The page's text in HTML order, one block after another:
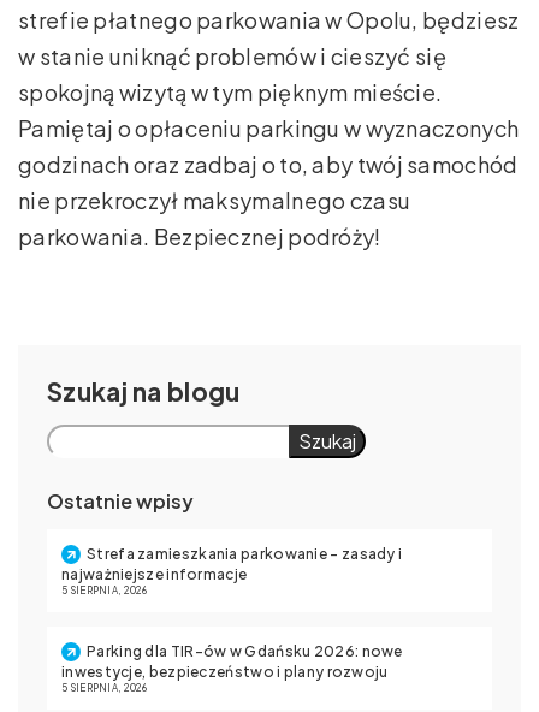
strefie płatnego parkowania w Opolu, będziesz
w stanie uniknąć problemów i cieszyć się
spokojną wizytą w tym pięknym mieście.
Pamiętaj o opłaceniu parkingu w wyznaczonych
godzinach oraz zadbaj o to, aby twój samochód
nie przekroczył maksymalnego czasu
parkowania. Bezpiecznej podróży!
Szukaj
Szukaj
Ostatnie wpisy
Strefa zamieszkania parkowanie – zasady i
najważniejsze informacje
5 SIERPNIA, 2026
Parking dla TIR-ów w Gdańsku 2026: nowe
inwestycje, bezpieczeństwo i plany rozwoju
5 SIERPNIA, 2026